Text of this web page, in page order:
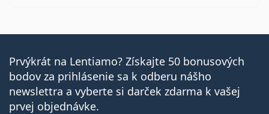
Prvýkrát na Lentiamo? Získajte 50 bonusových
bodov za prihlásenie sa k odberu nášho
newslettra a vyberte si darček zdarma k vašej
prvej objednávke.